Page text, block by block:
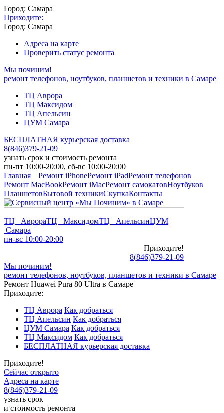
Город: Самара
Приходите:
Город: Самара
Адреса на карте
Проверить статус ремонта
Мы починим!
ремонт телефонов, ноутбуков, планшетов и техники в Самаре
ТЦ Аврора
ТЦ Максидом
ТЦ Апельсин
ЦУМ Самара
БЕСПЛАТНАЯ курьерская доставка
8(846)379-21-09
узнать срок и стоимость ремонта
пн-пт 10:00-20:00, сб-вс 10:00-20:00
Главная
Ремонт iPhoneРемонт iPadРемонт телефонов
Ремонт MacBookРемонт iMacРемонт самокатовНоутбуков
ПланшетовБытовой техникиСкупкаКонтакты
ТЦ АврораТЦ МаксидомТЦ АпельсинЦУМ
Самара
пн-вс 10:00-20:00
Приходите!
8(846)379-21-09
Мы починим!
ремонт телефонов, ноутбуков, планшетов и техники в Самаре
Ремонт Huawei Pura 80 Ultra в Самаре
Приходите:
ТЦ Аврора Как добраться
ТЦ Апельсин Как добраться
ЦУМ Самара Как добраться
ТЦ Максидом Как добраться
БЕСПЛАТНАЯ курьерская доставка
Приходите!
Сейчас открыто
Адреса на карте
8(846)379-21-09
узнать срок
и стоимость ремонта